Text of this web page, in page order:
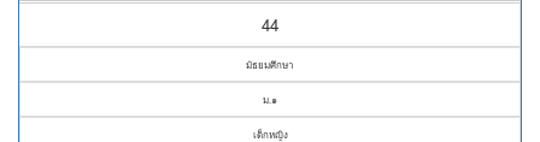
44
มัธยมศึกษา
ม.๑
เด็กหญิง